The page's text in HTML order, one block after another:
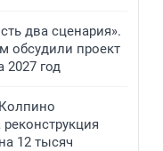
два сценария».
обсудили проект
2027 год
реконструкция
12 тысяч